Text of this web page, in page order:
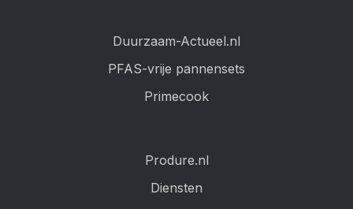
Duurzaam-Actueel.nl
PFAS-vrije pannensets
Primecook
Produre.nl
Diensten